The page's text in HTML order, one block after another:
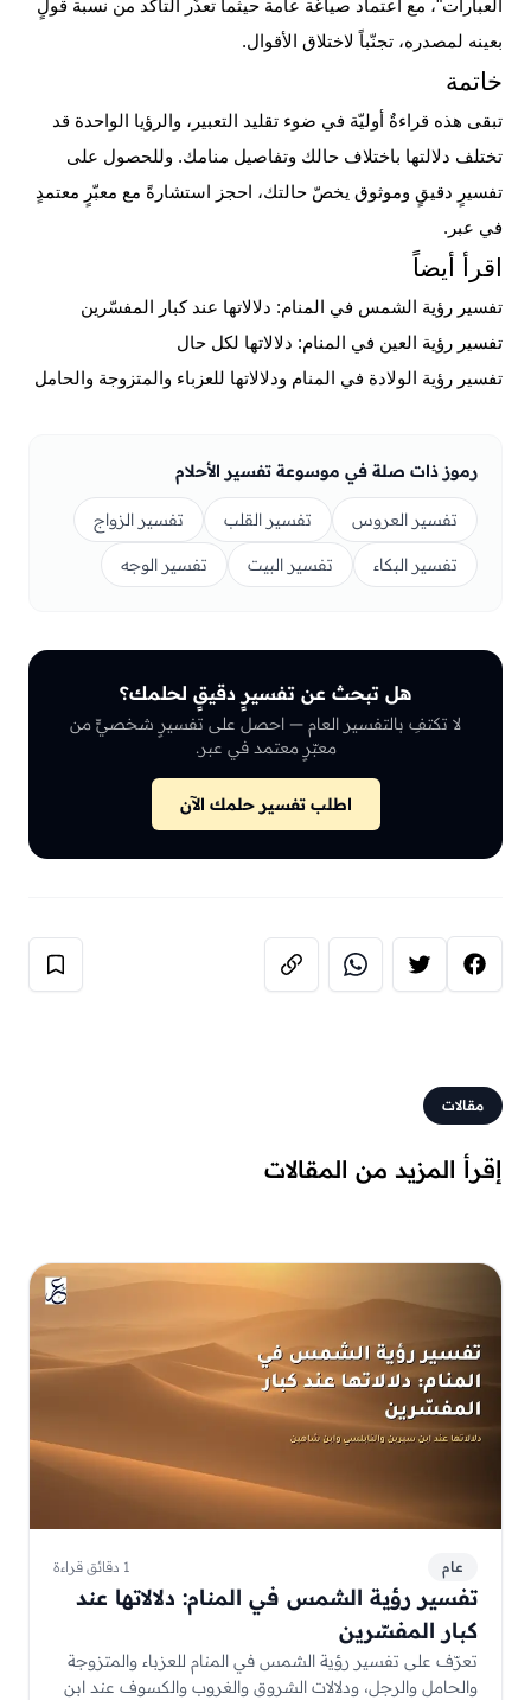
العبارات"، مع اعتماد صياغة عامة حيثما تعذّر التأكّد من نسبة قولٍ
بعينه لمصدره، تجنّباً لاختلاق الأقوال.
خاتمة
تبقى هذه قراءةٌ أوليّة في ضوء تقليد التعبير، والرؤيا الواحدة قد
تختلف دلالتها باختلاف حالك وتفاصيل منامك. وللحصول على
تفسيرٍ دقيقٍ وموثوق يخصّ حالتك، احجز استشارةً مع معبّرٍ معتمدٍ
في عبر .
اقرأ أيضاً
تفسير رؤية الشمس في المنام: دلالاتها عند كبار المفسّرين
تفسير رؤية العين في المنام: دلالاتها لكل حال
تفسير رؤية الولادة في المنام ودلالاتها للعزباء والمتزوجة والحامل
رموز ذات صلة في موسوعة تفسير الأحلام
تفسير العروس تفسير القلب تفسير الزواج
تفسير البكاء تفسير البيت تفسير الوجه
هل تبحث عن تفسيرٍ دقيقٍ لحلمك؟
لا تكتفِ بالتفسير العام — احصل على تفسيرٍ شخصيٍّ من
معبّرٍ معتمد في عبر.
اطلب تفسير حلمك الآن
مقالات
إقرأ المزيد من المقالات
عام 1 دقائق قراءة
تفسير رؤية الشمس في المنام: دلالاتها عند
كبار المفسّرين
تعرّف على تفسير رؤية الشمس في المنام للعزباء والمتزوجة
والحامل والرجل، ودلالات الشروق والغروب والكسوف عند ابن